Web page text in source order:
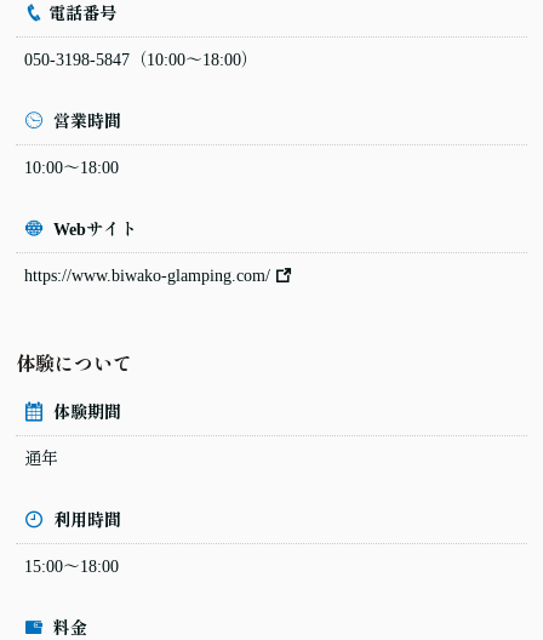
電話番号
050-3198-5847 （10:00〜18:00）
営業時間
10:00〜18:00
Webサイト
https://www.biwako-glamping.com/
体験について
体験期間
通年
利用時間
15:00～18:00
料金